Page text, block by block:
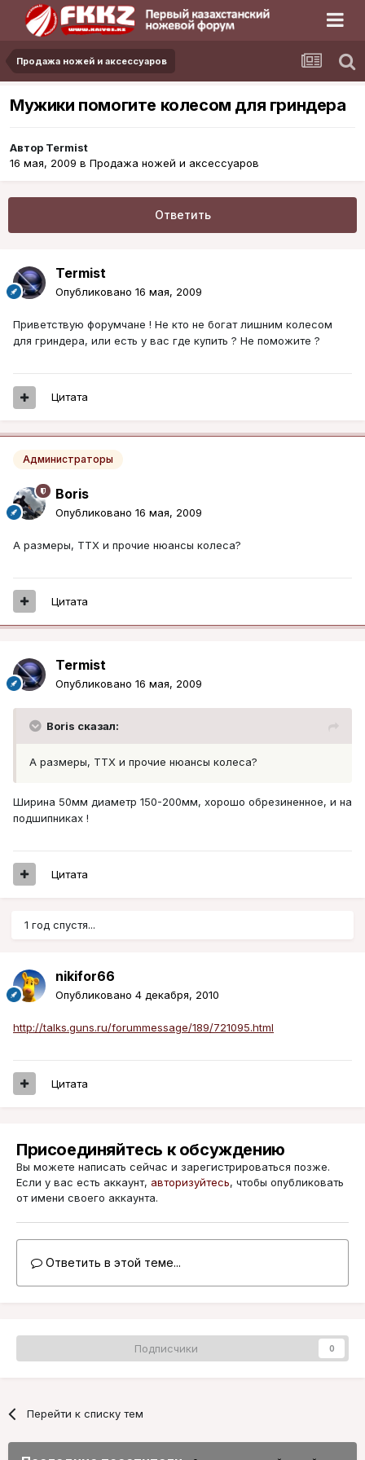
Продажа ножей и аксессуаров
Мужики помогите колесом для гриндера
Автор Termist
16 мая, 2009 в Продажа ножей и аксессуаров
Ответить
Termist
Опубликовано 16 мая, 2009
Приветствую форумчане ! Не кто не богат лишним колесом
для гриндера, или есть у вас где купить ? Не поможите ?
Цитата
Администраторы
Boris
Опубликовано 16 мая, 2009
А размеры, ТТХ и прочие нюансы колеса?
Цитата
Termist
Опубликовано 16 мая, 2009
Boris сказал:
А размеры, ТТХ и прочие нюансы колеса?
Ширина 50мм диаметр 150-200мм, хорошо обрезиненное, и на
подшипниках !
Цитата
1 год спустя...
nikifor66
Опубликовано 4 декабря, 2010
http://talks.guns.ru/forummessage/189/721095.html
Цитата
Присоединяйтесь к обсуждению
Вы можете написать сейчас и зарегистрироваться позже.
Если у вас есть аккаунт, авторизуйтесь, чтобы опубликовать
от имени своего аккаунта.
Ответить в этой теме...
Подписчики 0
Перейти к списку тем